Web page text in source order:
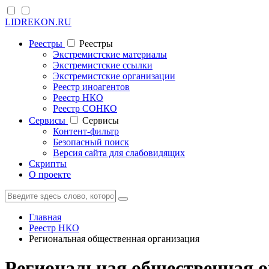
LIDREKON.RU
Реестры
Реестры
Экстремистские материалы
Экстремистские ссылки
Экстремистские организации
Реестр иноагентов
Реестр НКО
Реестр СОНКО
Cервисы
Cервисы
Контент-фильтр
Безопасный поиск
Версия сайта для слабовидящих
Скрипты
О проекте
Главная
Реестр НКО
Региональная общественная организация